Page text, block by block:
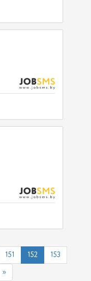
151 152 153
»